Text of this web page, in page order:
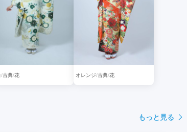
古典 花 オレンジ 古典 花
もっと見る